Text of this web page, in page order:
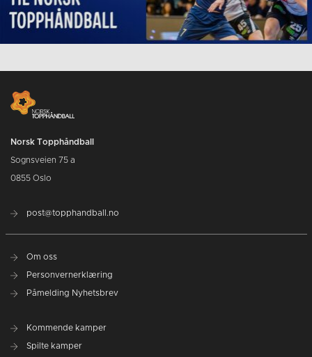
Norsk Topphåndball
Sognsveien 75 a
0855 Oslo
post@topphandball.no
Om oss
Personvernerklæring
Påmelding Nyhetsbrev
Kommende kamper
Spilte kamper